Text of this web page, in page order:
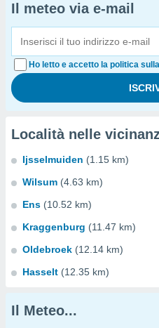
Il meteo via e-mail
Ho letto e accetto la politica
Località nelle
Ijsselmuiden (1.15 km)
Wilsum (4.63 km)
Ens (10.52 km)
Kraggenburg (11.47 km)
Oldebroek (12.14 km)
Hasselt (12.35 km)
Il Meteo...